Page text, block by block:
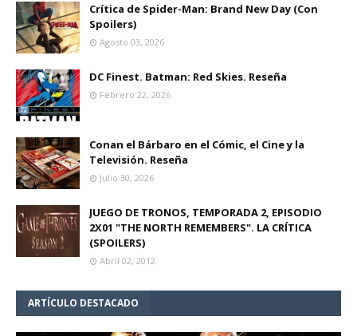
Crítica de Spider-Man: Brand New Day (Con
Spoilers)
Agosto 03, 2026
DC Finest. Batman: Red Skies. Reseña
Febrero 22, 2026
Conan el Bárbaro en el Cómic, el Cine y la
Televisión. Reseña
Julio 30, 2026
JUEGO DE TRONOS, TEMPORADA 2, EPISODIO
2X01 "THE NORTH REMEMBERS". LA CRÍTICA
(SPOILERS)
Abril 02, 2012
ARTÍCULO DESTACADO